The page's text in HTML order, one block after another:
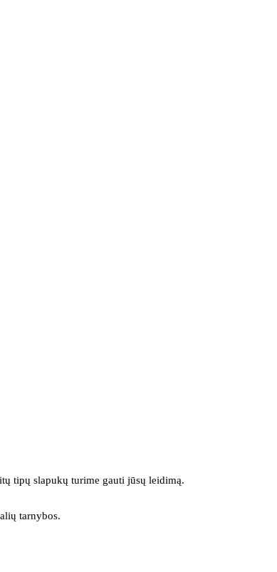
tipų slapukų turime gauti jūsų leidimą.
tarnybos.